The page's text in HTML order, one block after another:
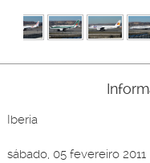
Iberia
sábado, 05 fevereiro 2011